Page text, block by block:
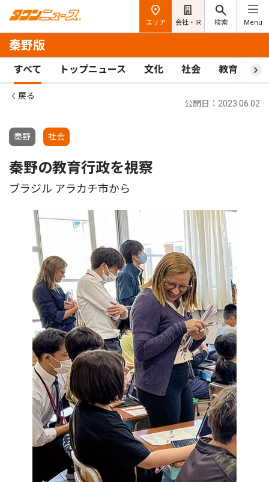
エリア 会社・IR 検索 Menu
秦野版
すべて トップニュース 文化 社会 教育 ス
戻る
秦野 社会
公開日：2023.06.02
秦野の教育行政を視察
ブラジル アラカチ市から